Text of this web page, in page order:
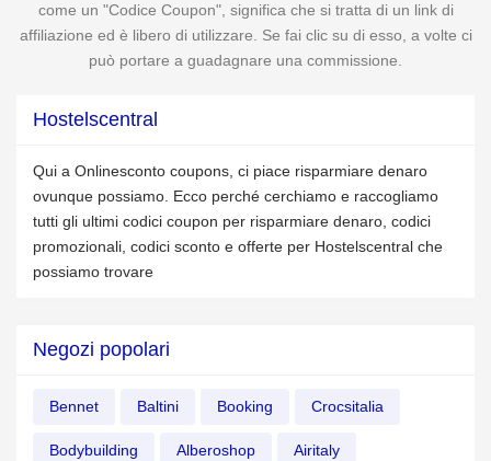
come un "Codice Coupon", significa che si tratta di un link di
affiliazione ed è libero di utilizzare. Se fai clic su di esso, a volte ci
può portare a guadagnare una commissione.
Hostelscentral
Qui a Onlinesconto coupons, ci piace risparmiare denaro
ovunque possiamo. Ecco perché cerchiamo e raccogliamo
tutti gli ultimi codici coupon per risparmiare denaro, codici
promozionali, codici sconto e offerte per Hostelscentral che
possiamo trovare
Negozi popolari
Bennet Baltini Booking Crocsitalia
Bodybuilding Alberoshop Airitaly